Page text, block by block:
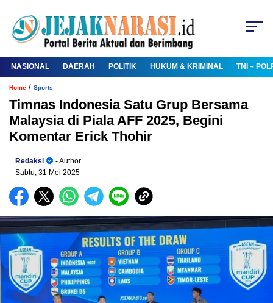
NASIONAL DAERAH POLITIK HUKUM & KRIMINAL TNI –
Home / Sports
Timnas Indonesia Satu Grup Bersama
Malaysia di Piala AFF 2025, Begini
Komentar Erick Thohir
Redaksi
- Author
Sabtu, 31 Mei 2025